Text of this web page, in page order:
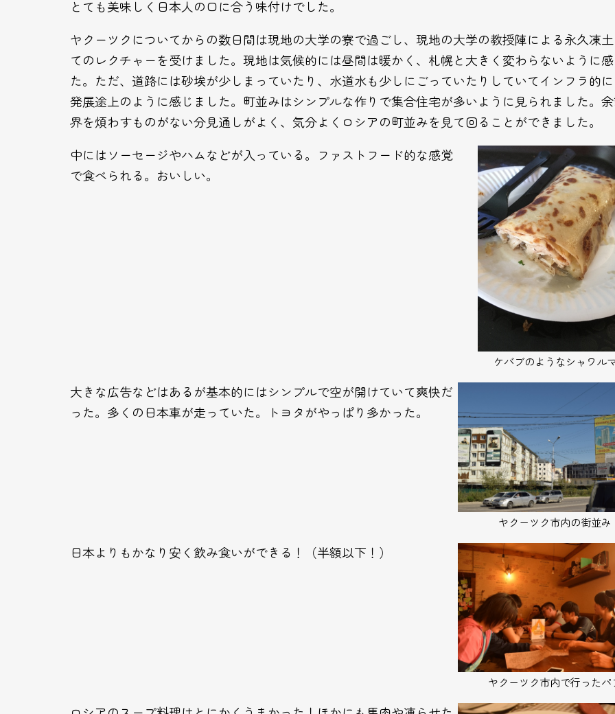
とても美味しく日本人の口に合う味付けでした。
ヤクーツクについてからの数日間は現地の大学の寮で過ごし、現地の大学の教授陣による永久凍
てのレクチャーを受けました。現地は気候的には昼間は暖かく、札幌と大きく変わらないように
た。ただ、道路には砂埃が少しまっていたり、水道水も少しにごっていたりしていてインフラ的
発展途上のように感じました。町並みはシンプルな作りで集合住宅が多いように見られました。
界を煩わすものがない分見通しがよく、気分よくロシアの町並みを見て回ることができました。
中にはソーセージやハムなどが入っている。ファストフード的な感覚
で食べられる。おいしい。
ケバブのようなシャワル
大きな広告などはあるが基本的にはシンプルで空が開けていて爽快だ
った。多くの日本車が走っていた。トヨタがやっぱり多かった。
ヤクーツク市内の街並み
日本よりもかなり安く飲み食いができる！（半額以下！）
ヤクーツク市内で行ったパ